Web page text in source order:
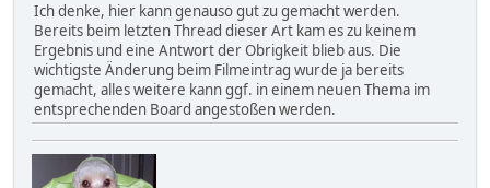
Ich denke, hier kann genauso gut zu gemacht werden.
Bereits beim letzten Thread dieser Art kam es zu keinem
Ergebnis und eine Antwort der Obrigkeit blieb aus. Die
wichtigste Änderung beim Filmeintrag wurde ja bereits
gemacht, alles weitere kann ggf. in einem neuen Thema im
entsprechenden Board angestoßen werden.